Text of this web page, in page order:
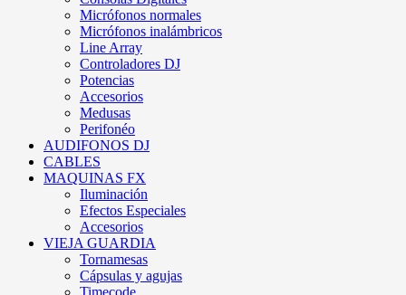
Micrófonos normales
Micrófonos inalámbricos
Line Array
Controladores DJ
Potencias
Accesorios
Medusas
Perifonéo
AUDIFONOS DJ
CABLES
MAQUINAS FX
Iluminación
Efectos Especiales
Accesorios
VIEJA GUARDIA
Tornamesas
Cápsulas y agujas
Timecode